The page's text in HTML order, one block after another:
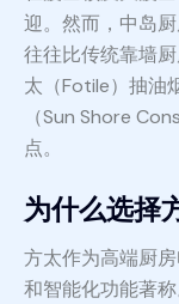
迎。然而，中岛
往往比传统靠墙
太（Fotile）抽油
（Sun Shore
点。
为什么选择
方太作为高端厨
和智能化功能著